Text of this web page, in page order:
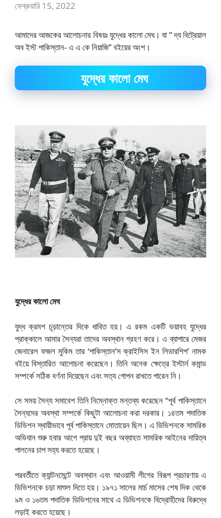
ফেব্রুয়ারি 15, 2022
আমাদের আজকের আলোচনার বিষয়ঃ যুদ্ধের কালো মেঘ। যা ” দ্য বিট্রেয়াল
অব ইস্ট পাকিস্তান- এ এ কে নিয়াজি” বইয়ের অংশ।
যুদ্ধের কালো মেঘ
যুদ্ধের কালো মেঘ
যুদ্ধ ক্রমশ চূড়ান্তের দিকে ধাবিত হয়। এ রকম একটি ভয়াবহ যুদ্ধের
প্রাক্কালে আমার সৈন্যরা তাদের অবস্থান গ্রহণ করে। এ ব্যাপারে মেজর
জেনারেল ফজল মুকিম তার ‘পাকিস্তান’স ক্রাইসিস ইন লিডারশিপ’ নামক
বইয়ে বিস্তারিত আলোচনা করেছেন। তিনি অনেক ক্ষেত্রে ইস্টার্ন কমান্ড
সম্পর্কে সঠিক বর্ণনা দিয়েছেন এবং সত্য গোপন রাখতে পারেন নি।
সে সময় সৈন্য সমাবেশ তিনি নিম্নোক্ত মন্তব্য করেছেন “পূর্ব পাকিস্তানে
সৈন্যদের অবস্থা সম্পর্কে কিছুটা আলোচনা করা দরকার। ১৪তম পদাতিক
ডিভিশন স্থায়ীভাবে পূর্ব পাকিস্তানে মোতায়েন ছিল। এ ডিভিশনকে সামরিক
অভিযান শুরু হবার আগে প্রায় দুই বছর অব্যাহত সামরিক আইনের দায়িত্ব
পালনের চাপ সহ্য করতে হয়েছে।
পরবর্তীতে ক্যান্টনমেন্টে অবস্থান এবং আওয়ামী লীগের বিরূপ প্রচারণায় এ
ডিভিশনকে চড়া মাশুল দিতে হয়। ১৯৭১ সালের মার্চ মাসের শেষ দিক থেকে
৯ম ও ১৬তম পদাতিক ডিভিশনের সাথে এ ডিভিশনকে বিদ্রোহীদের বিরুদ্ধে
লড়াই করতে হয়েছে।